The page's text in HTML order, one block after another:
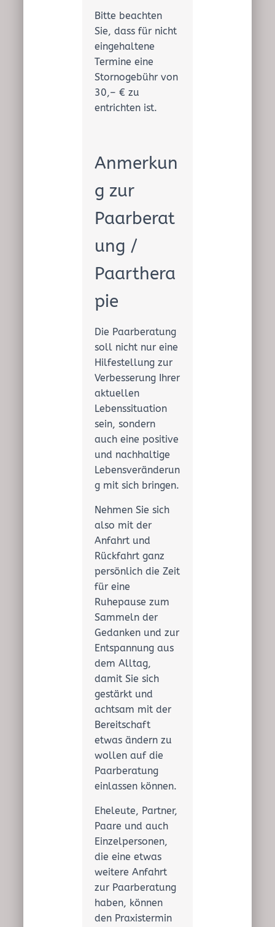
Bitte beachten
Sie, dass für nicht
eingehaltene
Termine eine
Stornogebühr von
30,– € zu
entrichten ist.
Anmerkun
g zur
Paarberat
ung /
Paarthera
pie
Die Paarberatung
soll nicht nur eine
Hilfestellung zur
Verbesserung Ihrer
aktuellen
Lebenssituation
sein, sondern
auch eine positive
und nachhaltige
Lebensveränderun
g mit sich bringen.
Nehmen Sie sich
also mit der
Anfahrt und
Rückfahrt ganz
persönlich die Zeit
für eine
Ruhepause zum
Sammeln der
Gedanken und zur
Entspannung aus
dem Alltag,
damit Sie sich
gestärkt und
achtsam mit der
Bereitschaft
etwas ändern zu
wollen auf die
Paarberatung
einlassen können.
Eheleute, Partner,
Paare und auch
Einzelpersonen,
die eine etwas
weitere Anfahrt
zur Paarberatung
haben, können
den Praxistermin